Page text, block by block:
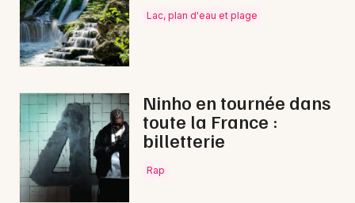
Matchs dans l' Hérault
Matchs en Languedoc-Roussillon
Matchs en Occitanie
Newsletter des sorties
Lac, plan d'eau et plage
Ninho en tournée dans
toute la France :
billetterie
Rap